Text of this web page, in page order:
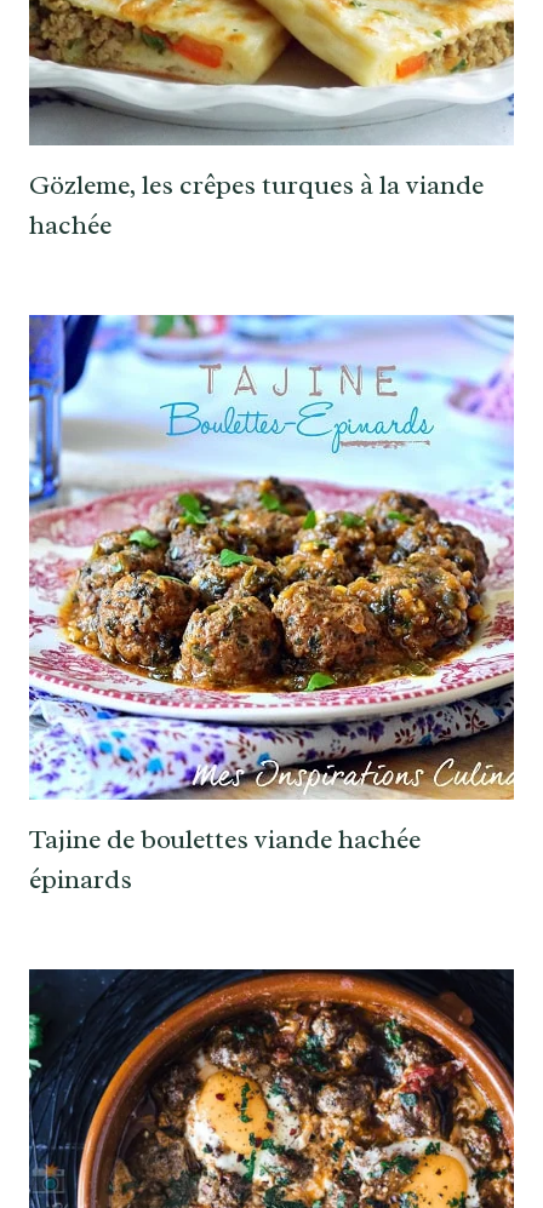
Gözleme, les crêpes turques à la viande
hachée
Tajine de boulettes viande hachée
épinards